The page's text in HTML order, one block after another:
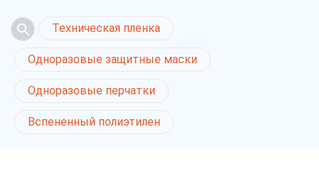
Техническая пленка
Одноразовые защитные маски
Одноразовые перчатки
Вспененный полиэтилен